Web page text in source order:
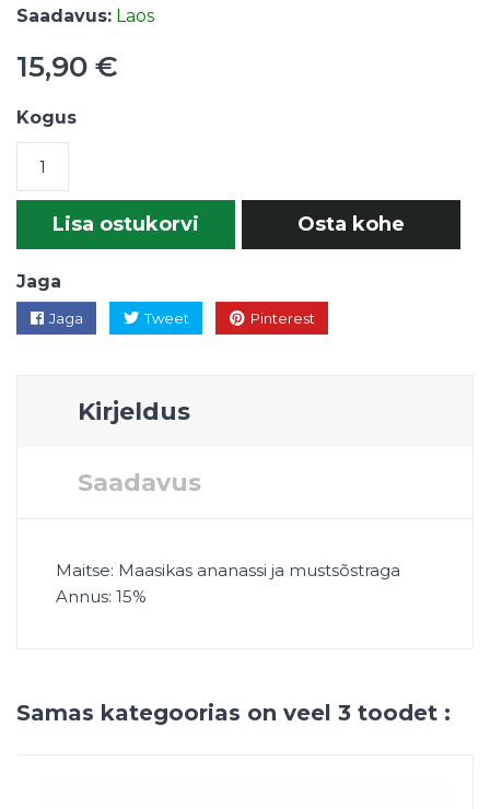
Saadavus: Laos
15,90 €
Kogus
Lisa ostukorvi Osta kohe
Jaga
Jaga Tweet Pinterest
Kirjeldus
Saadavus
Maitse: Maasikas ananassi ja mustsõstraga
Annus: 15%
Samas kategoorias on veel 3 toodet :